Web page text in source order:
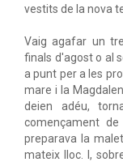
vestits de la nova
Vaig agafar un
finals d'agost o al
a punt per a les
mare i la
deien adéu,
començament
preparava la
mateix lloc. I,